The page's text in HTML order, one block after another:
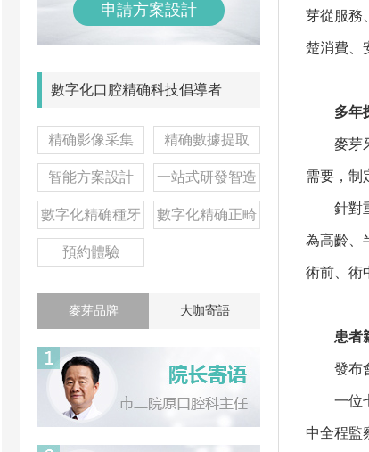
申請方案設計
數字化口腔精确科技倡導者
精确影像采集 精确數據提取
智能方案設計 一站式研發智造
數字化精确種牙 數字化精确正畸
預約體驗
麥芽品牌 大咖寄語
芽從服務
楚消費、
多年探
麥芽牙
需要，制
針對重
為高齡、
術前、術
患者親
發布會
一位七
中全程監